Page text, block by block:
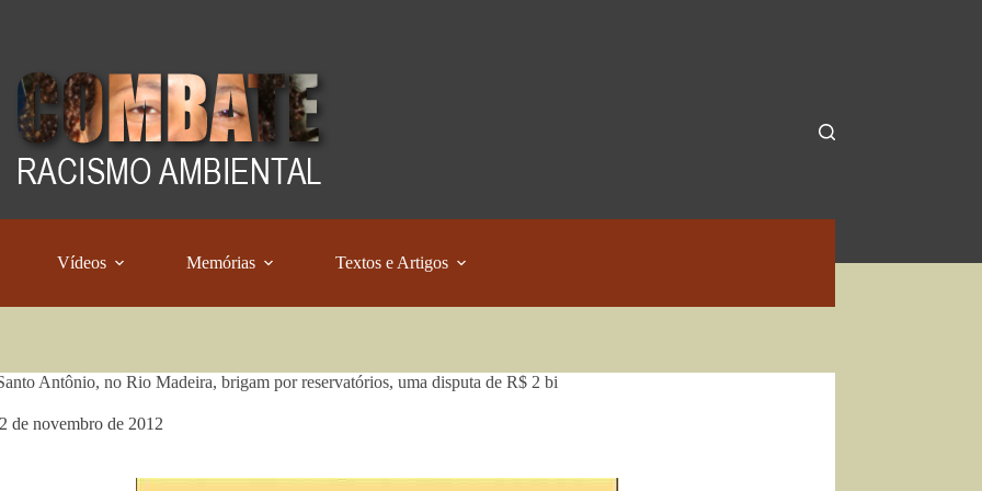
Vídeos Memórias Textos e Artigos
Antônio, no Rio Madeira, brigam por reservatórios, uma disputa de R$ 2 bi
de novembro de 2012